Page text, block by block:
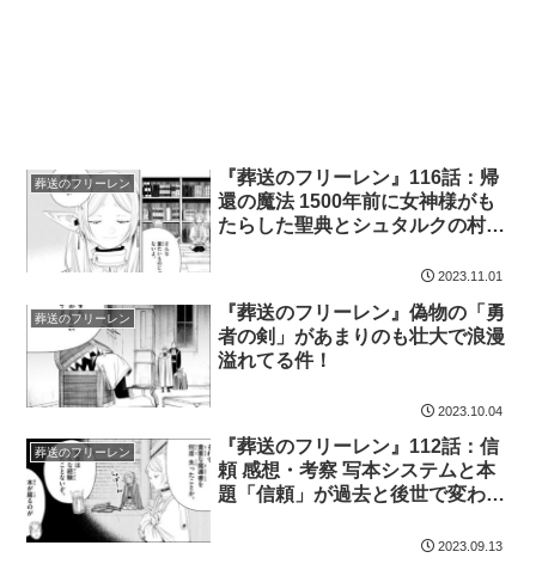
葬送のフリーレン
『葬送のフリーレン』116話：帰
還の魔法 1500年前に女神様がも
たらした聖典とシュタルクの村滅
2023.11.01
葬送のフリーレン
『葬送のフリーレン』偽物の「勇
者の剣」があまりのも壮大で浪漫
溢れてる件！
2023.10.04
葬送のフリーレン
『葬送のフリーレン』112話：信
頼 感想・考察 写本システムと本
題「信頼」が過去と後世で変わっ
2023.09.13